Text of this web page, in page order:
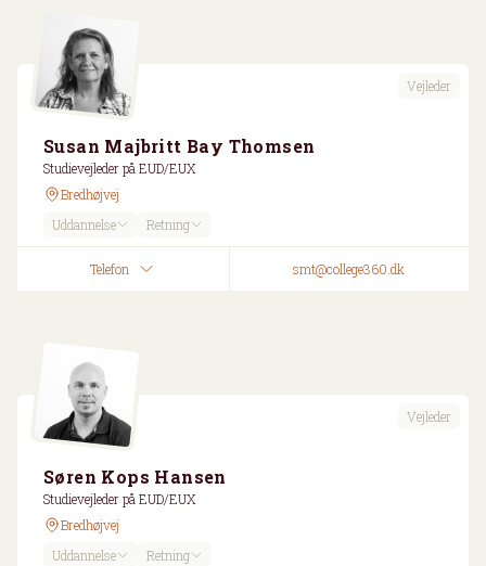
Vejleder
Susan Majbritt Bay Thomsen
Studievejleder på EUD/EUX
Bredhøjvej
Uddannelse
Retning
Telefon smt@college360.dk
Vejleder
Søren Kops Hansen
Studievejleder på EUD/EUX
Bredhøjvej
Uddannelse
Retning